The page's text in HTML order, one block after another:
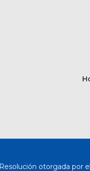
Resolución otorgada por